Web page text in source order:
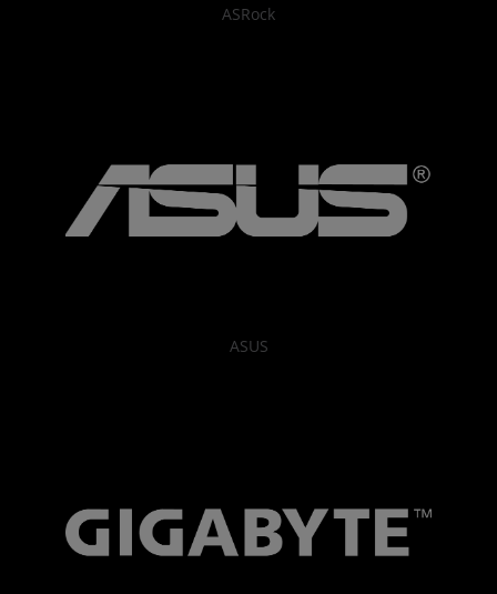
ASRock
ASUS